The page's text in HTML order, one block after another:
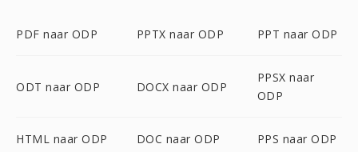
PDF naar ODP PPTX naar ODP PPT naar ODP
ODT naar ODP DOCX naar ODP
PPSX naar
ODP
HTML naar ODP DOC naar ODP PPS naar ODP